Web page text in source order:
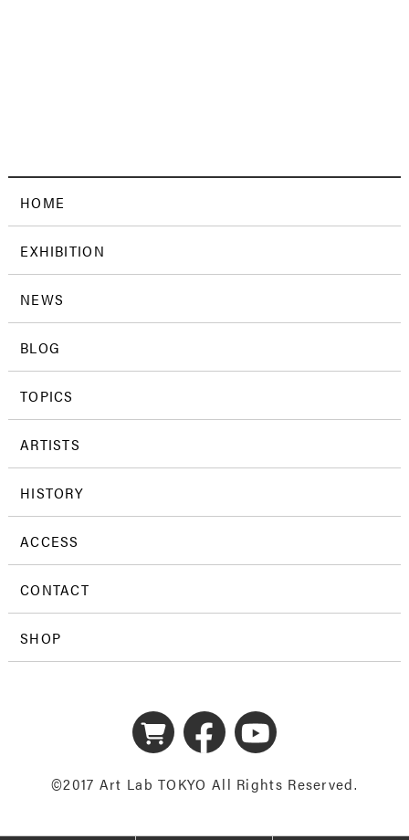
HOME
EXHIBITION
NEWS
BLOG
TOPICS
ARTISTS
HISTORY
ACCESS
CONTACT
SHOP
©2017 Art Lab TOKYO All Rights Reserved.